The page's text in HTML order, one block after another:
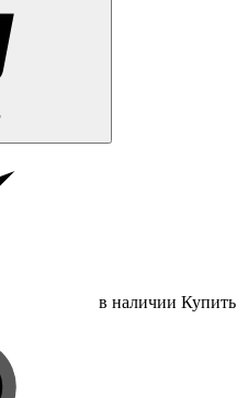
в наличии Купить